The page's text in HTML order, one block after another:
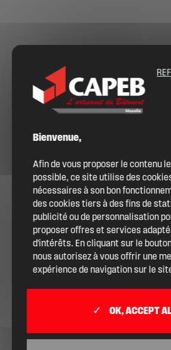
Bienvenue,
Afin de vous proposer le contenu
possible, ce site utilise des
nécessaires à son bon
des cookies tiers à des fins de
publicité ou de personnalisation
proposer offres et services
d'intérêts. En cliquant sur le
nous autorisez à vous offrir une
expérience de navigation sur le
OK, ACCEPT